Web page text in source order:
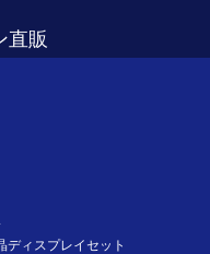
直販
ィスプレイセット